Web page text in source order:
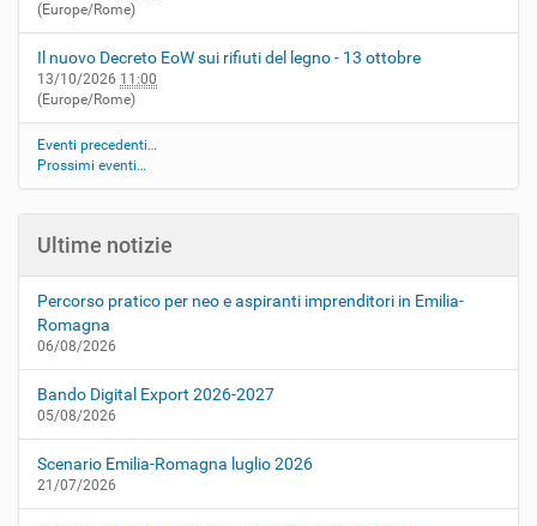
(Europe/Rome)
Il nuovo Decreto EoW sui rifiuti del legno - 13 ottobre
13/10/2026 11:00
(Europe/Rome)
Eventi precedenti…
Prossimi eventi…
Ultime notizie
Percorso pratico per neo e aspiranti imprenditori in Emilia-
Romagna
06/08/2026
Bando Digital Export 2026-2027
05/08/2026
Scenario Emilia-Romagna luglio 2026
21/07/2026